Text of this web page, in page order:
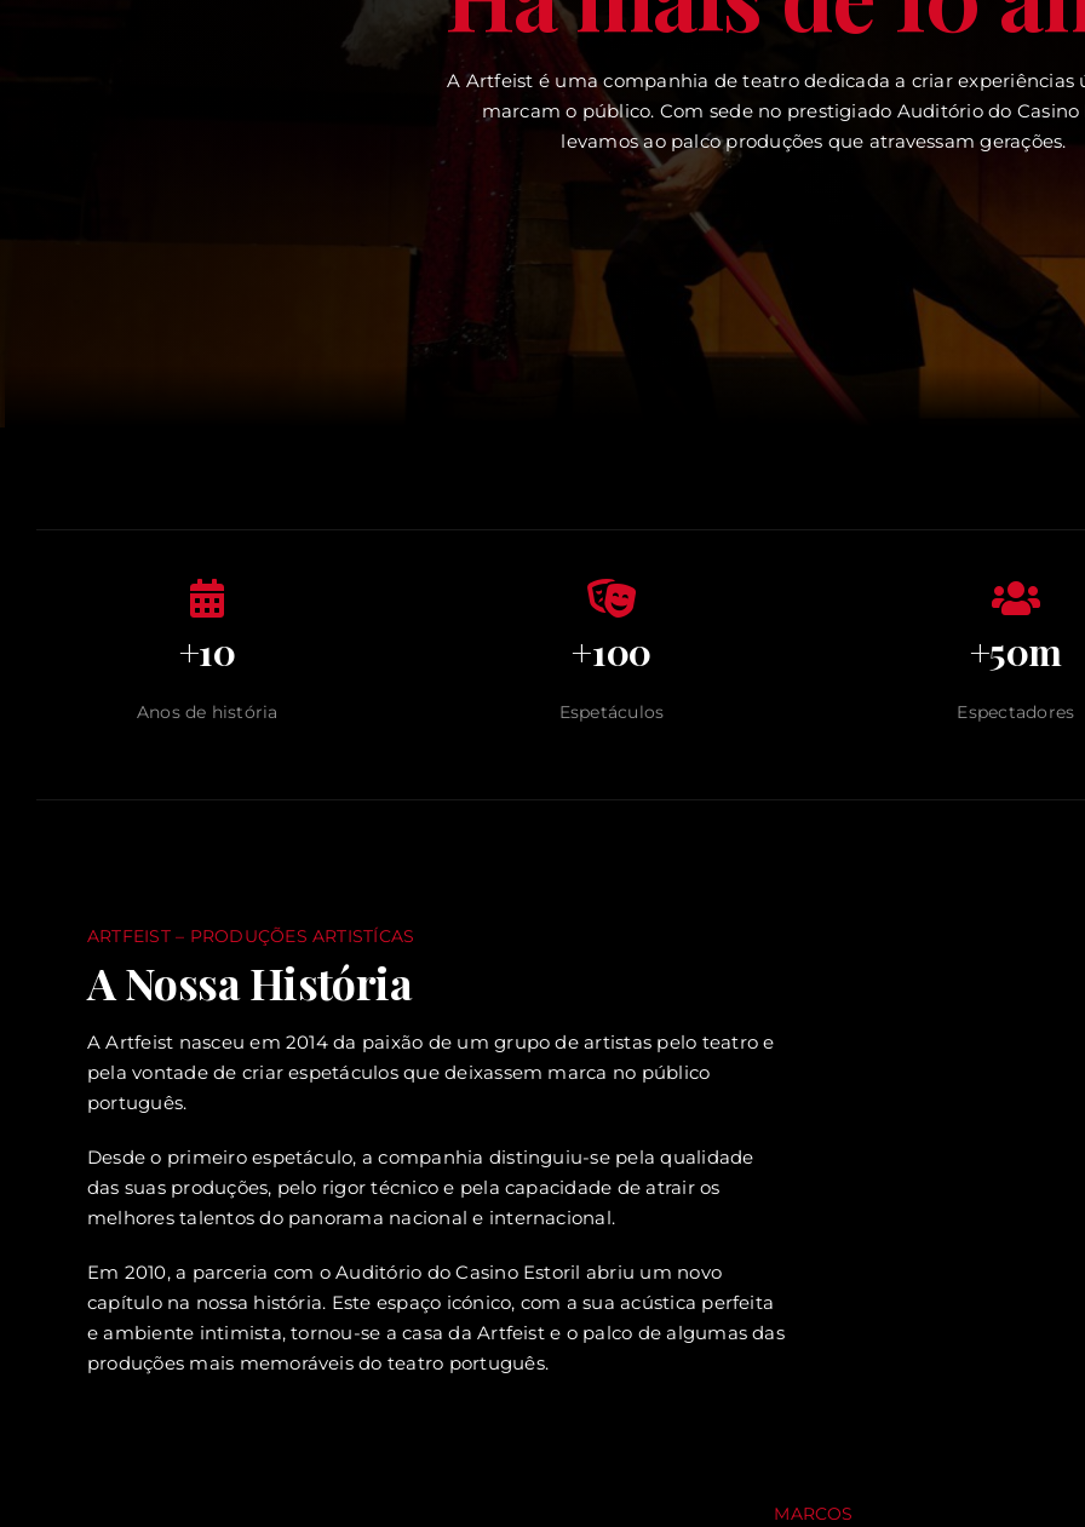
A Artfeist é uma companhia de teatro dedicada a criar experiências
marcam o público. Com sede no prestigiado Auditório do Casino
levamos ao palco produções que atravessam gerações.
+10
Anos de história
+100
Espetáculos
+50m
Espectadores
ARTFEIST – PRODUÇÕES ARTISTÍCAS
A Nossa História
A Artfeist nasceu em 2014 da paixão de um grupo de artistas pelo teatro e
pela vontade de criar espetáculos que deixassem marca no público
português.
Desde o primeiro espetáculo, a companhia distinguiu-se pela qualidade
das suas produções, pelo rigor técnico e pela capacidade de atrair os
melhores talentos do panorama nacional e internacional.
Em 2010, a parceria com o Auditório do Casino Estoril abriu um novo
capítulo na nossa história. Este espaço icónico, com a sua acústica perfeita
e ambiente intimista, tornou-se a casa da Artfeist e o palco de algumas das
produções mais memoráveis do teatro português.
MARCOS